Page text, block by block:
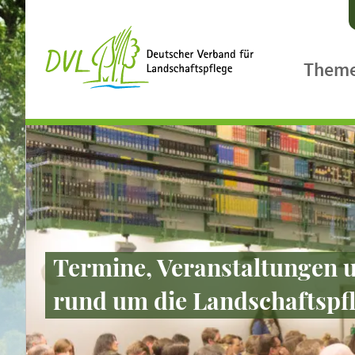
Termine, Veranstaltungen
rund um die